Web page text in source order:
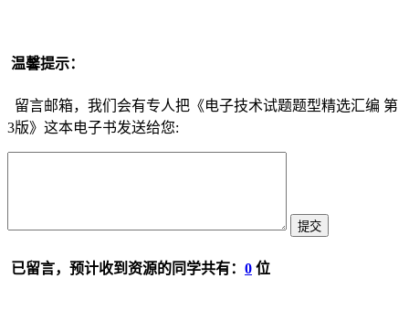
温馨提示：
留言邮箱，我们会有专人把《电子技术试题题型精选汇编 第
3版》这本电子书发送给您:
已留言，预计收到资源的同学共有： 0 位